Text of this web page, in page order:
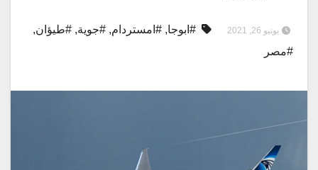
يونيو 26, 2021 #ابوجا, #امستردام, #جوية, #طيؤان,
#مصر